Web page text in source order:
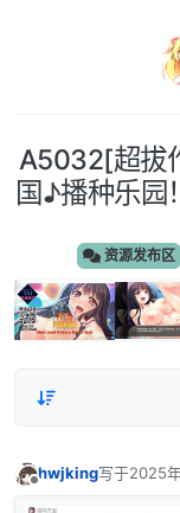
A5032[超拔
国♪播种乐园
资源发布区
hwjking写于2025
最后由 编辑